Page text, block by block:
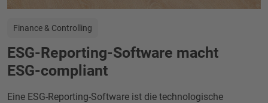
Finance & Controlling
ESG-Reporting-Software macht
ESG-compliant
Eine ESG-Reporting-Software ist die technologische